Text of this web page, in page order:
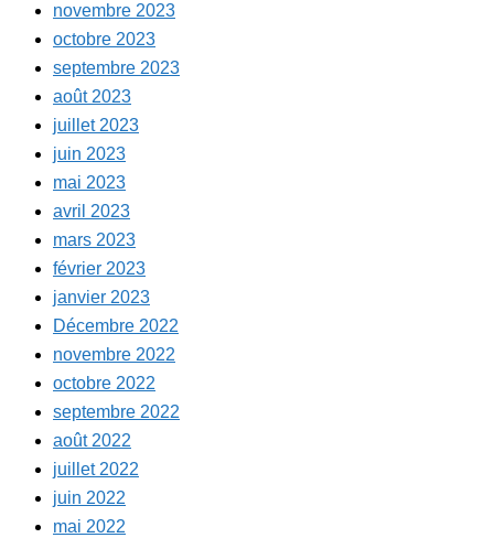
novembre 2023
octobre 2023
septembre 2023
août 2023
juillet 2023
juin 2023
mai 2023
avril 2023
mars 2023
février 2023
janvier 2023
Décembre 2022
novembre 2022
octobre 2022
septembre 2022
août 2022
juillet 2022
juin 2022
mai 2022